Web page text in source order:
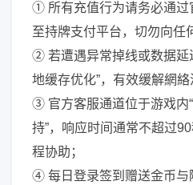
① 所有充值行为请务必通过
至持牌支付平台，切勿向任
② 若遭遇异常掉线或数据延
地缓存优化”，有效缓解網絡
③ 官方客服通道位于游戏内
持”，响应时间通常不超过
程协助；
④ 每日登录签到赠送金币与